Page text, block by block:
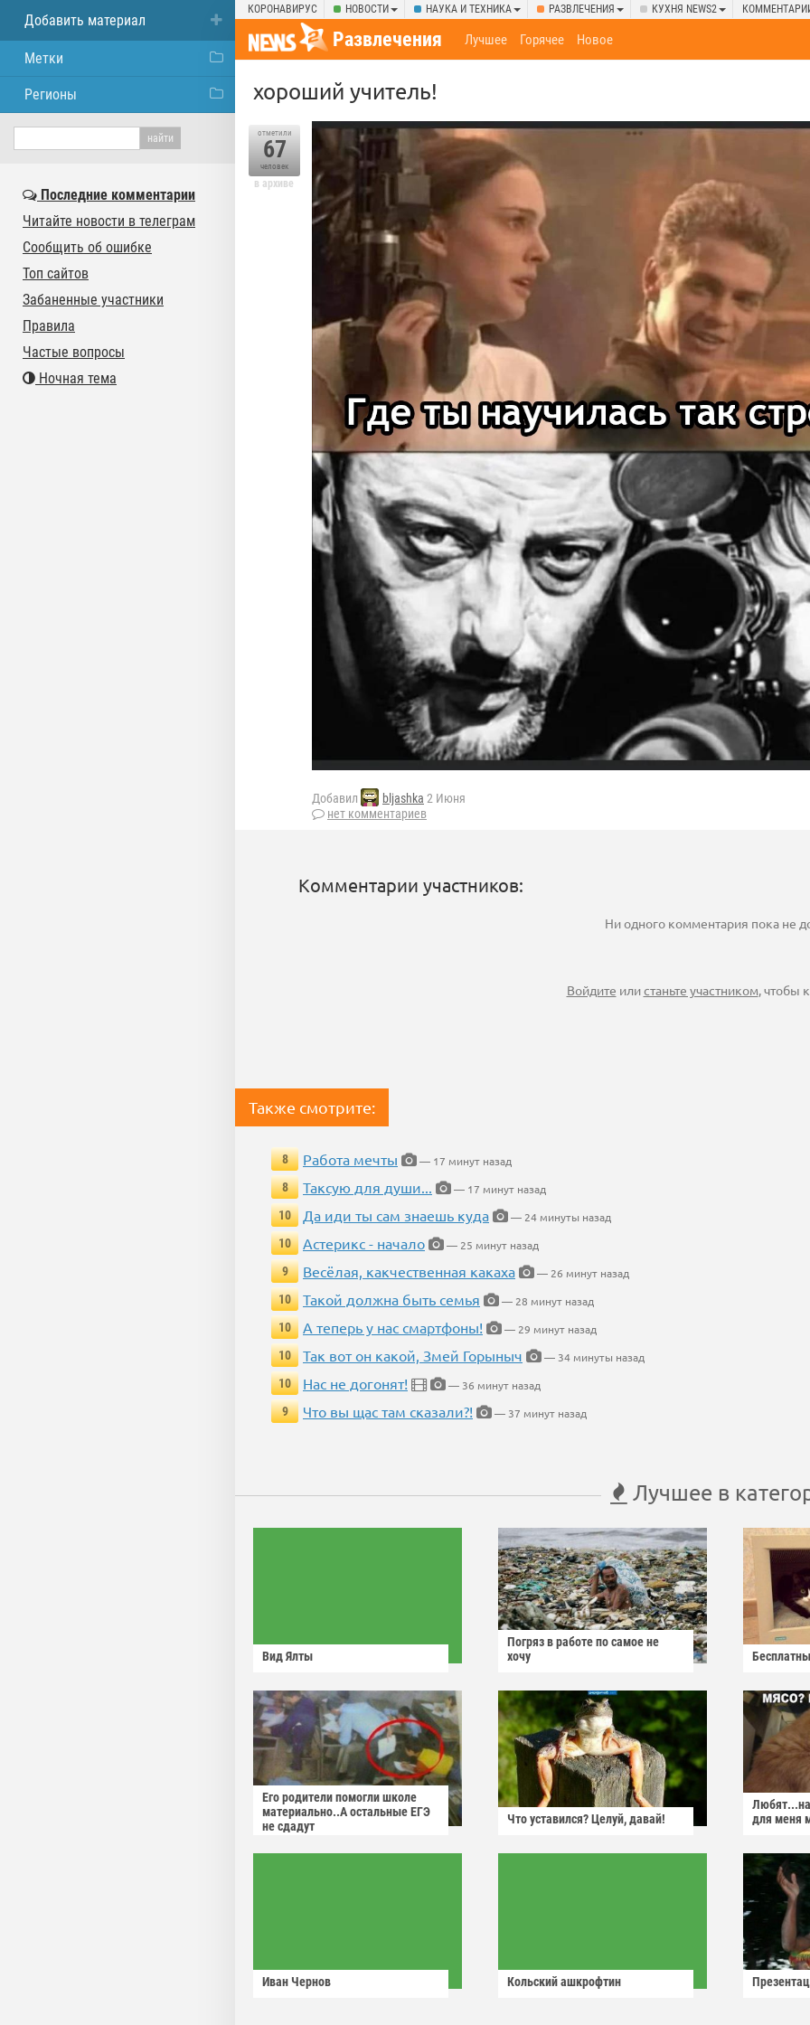
КОРОНАВИРУС НОВОСТИ НАУКА И ТЕХНИКА РАЗВЛЕЧЕНИЯ КУХНЯ NEWS2
Развлечения Лучшее Горячее Новое
хороший учитель!
отметили
67
человек
в архиве
Добавил bljashka 2 Июня
нет комментариев
Комментарии участников:
Ни одного комментария пока не
Войдите илистаньте участником, чтобы
Также смотрите:
8 Работа мечты
— 17 минут назад
8
Таксую для души...
— 17 минут назад
10
Да иди ты сам знаешь куда
— 24 минуты назад
10
Астерикс - начало
— 25 минут назад
9
Весёлая, какчественная какаха
— 26 минут назад
10
Такой должна быть семья
— 28 минут назад
10
А теперь у нас смартфоны!
— 29 минут назад
10
Так вот он какой, Змей Горыныч
— 34 минуты назад
10
Нас не догонят!
— 36 минут назад
9
Что вы щас там сказали?! — 37 минут назад
Лучшее в
Вид Ялты
Погряз в работе по самое не
хочу
Его родители помогли школе
материально..А остальные ЕГЭ
не сдадут
Что уставился? Целуй, давай!
для меня
Иван Чернов Кольский ашкрофтин
Добавить материал
Метки
Регионы
Последние комментарии
Читайте новости в телеграм
Сообщить об ошибке
Топ сайтов
Забаненные участники
Правила
Частые вопросы
Ночная тема